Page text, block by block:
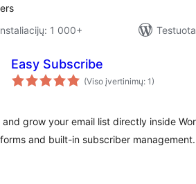
1 000+
Easy Subscribe
(Viso įvertinimų: 1)
grow your email list directly inside
and built-in subscriber management.